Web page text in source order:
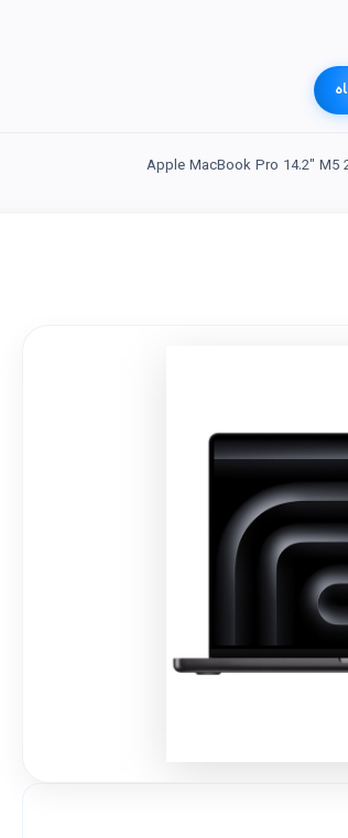
Apple MacBook Pro 14.2" M5